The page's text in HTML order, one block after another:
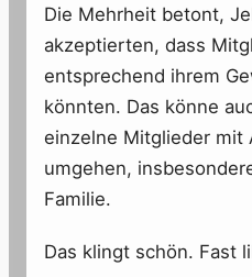
Die Mehrheit betont,
akzeptierten, dass
entsprechend ihrem
könnten. Das könne
einzelne Mitglieder mit
umgehen,
Familie.
Das klingt schön. Fast